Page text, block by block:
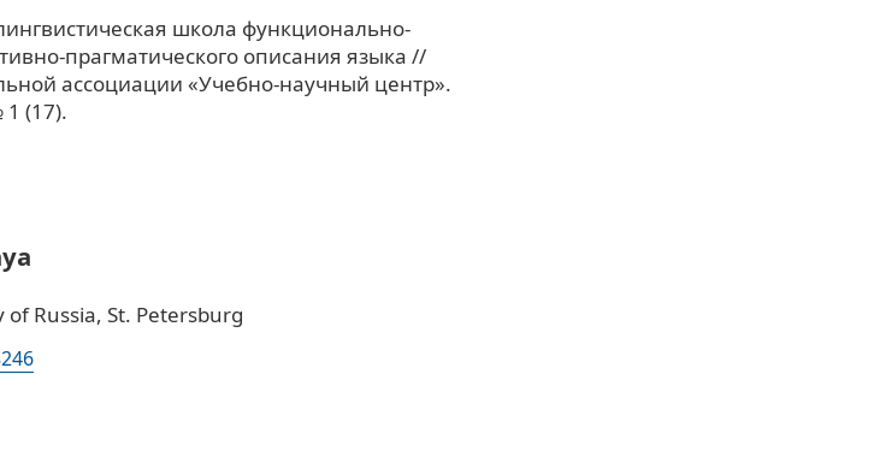
школа функционально-
прагматического описания языка //
ассоциации «Учебно-научный центр».
(17).
Russia, St. Petersburg